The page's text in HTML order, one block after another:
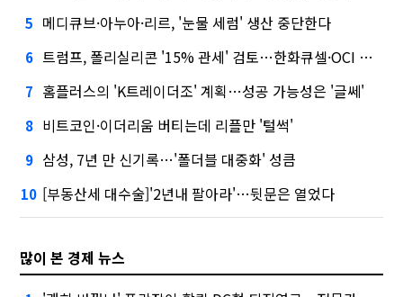
5 메디큐브·아누아·리르, '눈물 세럼' 생산 중단한다
6 트럼프, 폴리실리콘 '15% 관세' 검토…한화큐셀·OCI 영향은?
7 홈플러스의 'K트레이더조' 계획…성공 가능성은 '글쎄'
8 비트코인·이더리움 버티는데 리플만 '털썩'
9 삼성, 7년 만 신기록…'폴더블 대중화' 성큼
10 [부동산세 대수술]'2년내 팔아라'…뒷문은 열었다
많이 본 경제 뉴스